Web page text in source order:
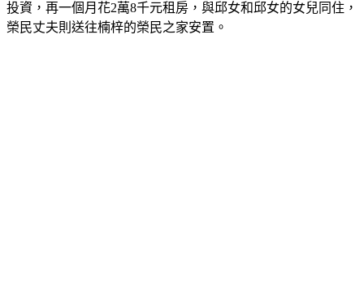
投資，再一個月花2萬8千元租房，與邱女和邱女的女兒同住，
榮民丈夫則送往楠梓的榮民之家安置。